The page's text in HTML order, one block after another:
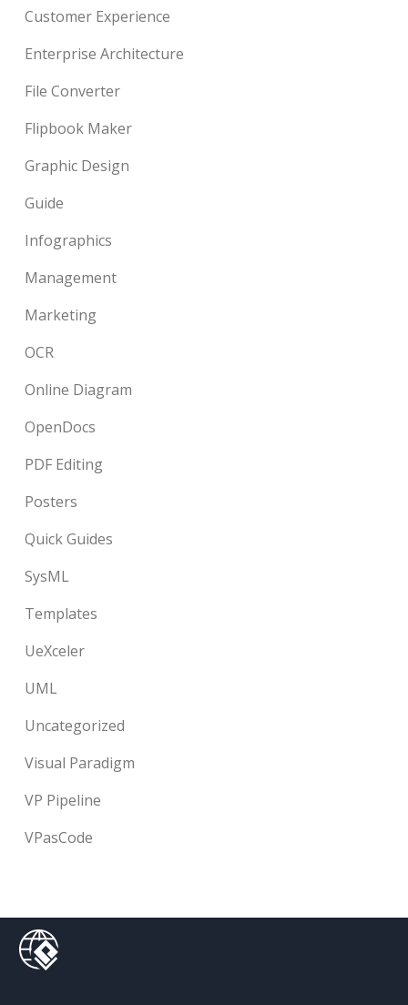
Customer Experience
Enterprise Architecture
File Converter
Flipbook Maker
Graphic Design
Guide
Infographics
Management
Marketing
OCR
Online Diagram
OpenDocs
PDF Editing
Posters
Quick Guides
SysML
Templates
UeXceler
UML
Uncategorized
Visual Paradigm
VP Pipeline
VPasCode